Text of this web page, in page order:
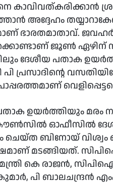
അദ്ദേഹം
ഭാരതമാതാവ്.
ജൂണ്‍ ഏഴിന്
ദേശീയ പതാക
പി പ്രസാദിന്റെ
ഉയര്‍ത്തിയും മരം
ഓഫീസില്‍
ചെയ്ത ബിനോയ്
മടങ്ങിയത്. സിപിഐ
കെ രാജന്‍, സിപിഐ
പി ബാലചന്ദ്രന്‍